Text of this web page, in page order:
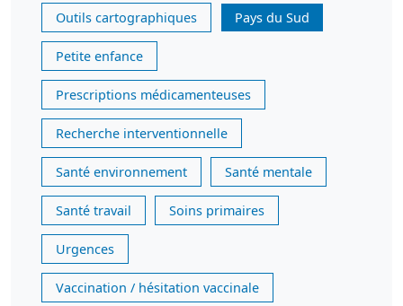
Outils cartographiques Pays du Sud
Petite enfance
Prescriptions médicamenteuses
Recherche interventionnelle
Santé environnement Santé mentale
Santé travail Soins primaires
Urgences
Vaccination / hésitation vaccinale